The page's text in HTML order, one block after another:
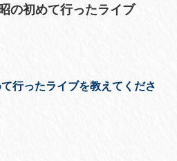
の初めて行ったライブ
行ったライブを教えてくださ